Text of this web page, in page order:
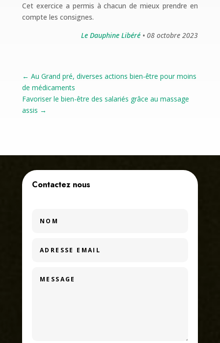
Cet exercice a permis à chacun de mieux prendre en
compte les consignes.
Le Dauphine Libéré • 08 octobre 2023
← Au Grand pré, diverses actions bien-être pour moins
de médicaments
Favoriser le bien-être des salariés grâce au massage
assis →
Contactez nous